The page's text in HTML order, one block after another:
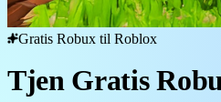
Gratis Robux til Roblox
Tjen Gratis